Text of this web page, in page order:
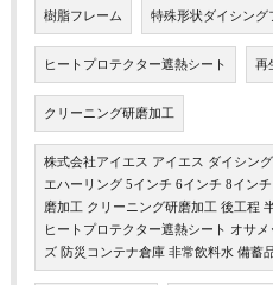
樹脂フレーム 特殊形状ダイシング
ヒートプロテクター遮熱シート 再
クリーニング研磨加工
株式会社アイエス アイエス ダイシン
エハーリング 5インチ 6インチ 8イン
磨加工 クリーニング研磨加工 後工程
ヒートプロテクター遮熱シート オサ
ズ 防災コンテナ倉庫 非常飲料水 備蓄